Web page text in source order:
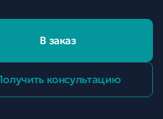
В заказ
консультацию